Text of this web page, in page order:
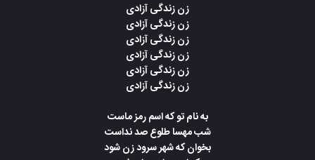
زن زندگی آزادی
زن زندگی آزادی
زن زندگی آزادی
زن زندگی آزادی
زن زندگی آزادی
زن زندگی آزادی
به نام تو که اسم رمز ماست
شب مهسا طلوع صد نداست
بخوان که شهر سرود زن شود